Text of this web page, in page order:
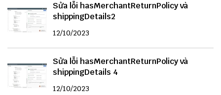
Sửa lỗi hasMerchantReturnPolicy và
shippingDetails2
12/10/2023
Sửa lỗi hasMerchantReturnPolicy và
shippingDetails 4
12/10/2023